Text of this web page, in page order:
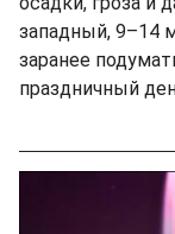
западный, 9–14
заранее
праздничный